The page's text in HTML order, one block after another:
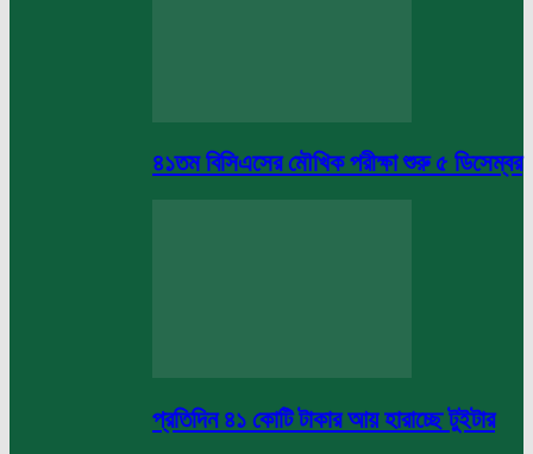
৪১তম বিসিএসের মৌখিক পরীক্ষা শুরু ৫ ডিসেম্বর
প্রতিদিন ৪১ কোটি টাকার আয় হারাচ্ছে টুইটার